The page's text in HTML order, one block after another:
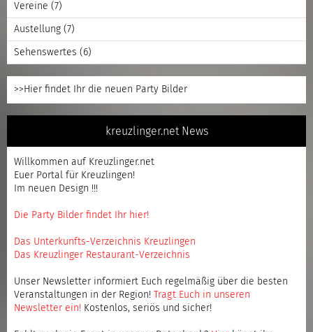
Vereine (7)
Austellung (7)
Sehenswertes (6)
>>Hier findet Ihr die neuen Party Bilder
kreuzlinger.net News
Willkommen auf Kreuzlinger.net
Euer Portal für Kreuzlingen!
Im neuen Design !!!
Die Party Bilder findet Ihr hier!
Das Unterkunfts-Verzeichnis Kreuzlingen
Das Kreuzlinger Restaurant-Verzeichnis
Unser Newsletter informiert Euch regelmäßig über die besten
Veranstaltungen in der Region!
Tragt Euch in unseren
Newsletter ein! Kostenlos, seriös und sicher!